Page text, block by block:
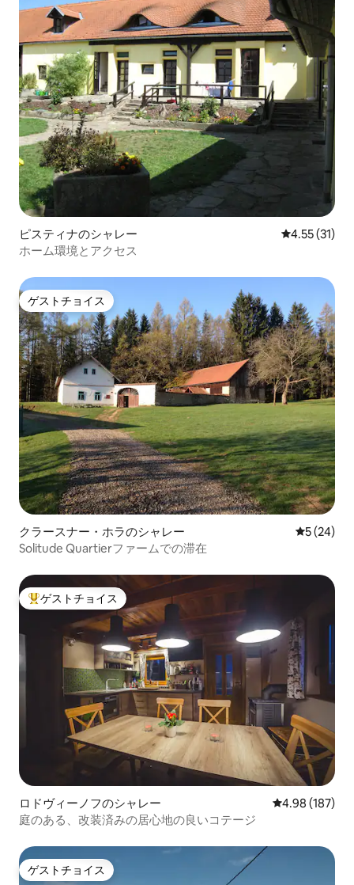
ピスティナのシャレー レビュー31
4.55 (31)
ホーム環境とアクセス
ゲストチョイス
ゲストチョイス
クラースナー・ホラのシャレー レビュー
5 (24)
Solitude Quartierファームでの滞在
大好評のゲストチョイスです。
ゲストチョイス
ロドヴィーノフのシャレー レビュー187
4.98 (187)
庭のある、改装済みの居心地の良いコテージ
ゲストチョイス
ゲストチョイス